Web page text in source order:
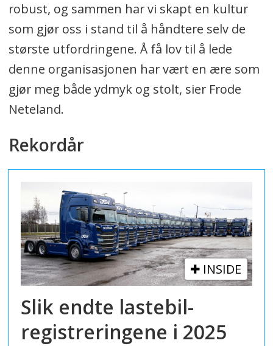
robust, og sammen har vi skapt en kultur
som gjør oss i stand til å håndtere selv de
største utfordringene. Å få lov til å lede
denne organisasjonen har vært en ære som
gjør meg både ydmyk og stolt, sier Frode
Neteland.
Rekordår
INSIDE
Slik endte lastebil-
registreringene i 2025